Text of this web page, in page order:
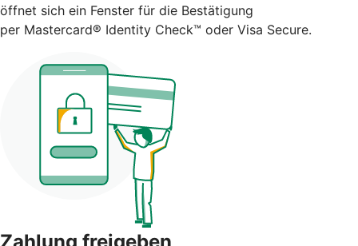
öffnet sich ein Fenster für die Bestätigung
per Mastercard® Identity Check™ oder Visa Secure.
Zahlung freigeben